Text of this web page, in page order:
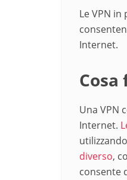
Le VPN
Internet.
Cosa
Una VPN
Internet.
diverso,
consente